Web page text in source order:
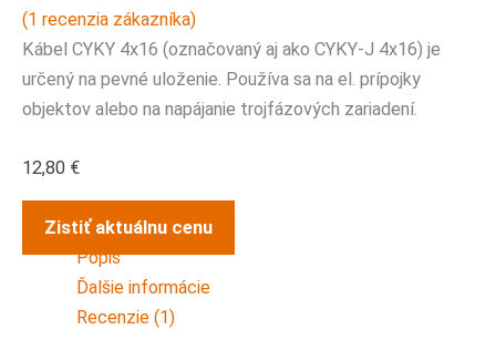
(1 recenzia zákazníka)
Kábel CYKY 4x16 (označovaný aj ako CYKY-J 4x16) je
určený na pevné uloženie. Používa sa na el. prípojky
objektov alebo na napájanie trojfázových zariadení.
12,80 €
Zistiť aktuálnu cenu
Popis
Ďalšie informácie
Recenzie (1)